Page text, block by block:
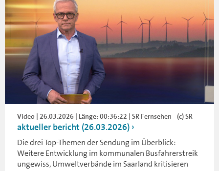
Video | 26.03.2026 | Länge: 00:36:22 | SR Fernsehen - (c) SR
aktueller bericht (26.03.2026)
Die drei Top-Themen der Sendung im Überblick:
Weitere Entwicklung im kommunalen Busfahrerstreik
ungewiss, Umweltverbände im Saarland kritisieren